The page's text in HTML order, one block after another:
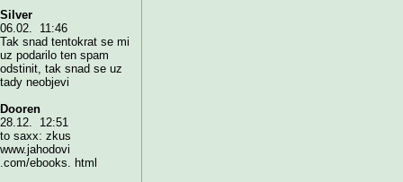
Silver
06.02. 11:46
Tak snad tentokrat se mi
uz podarilo ten spam
odstinit, tak snad se uz
tady neobjevi
Dooren
28.12. 12:51
to saxx: zkus
www.jahodovi
.com/ebooks. html